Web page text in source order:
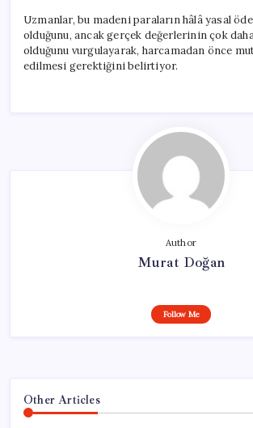
Uzmanlar, bu madeni paraların hâlâ yasal
olduğunu, ancak gerçek değerlerinin çok
olduğunu vurgulayarak, harcamadan önce
edilmesi gerektiğini belirtiyor.
Author
Murat Doğan
Follow Me
Other Articles